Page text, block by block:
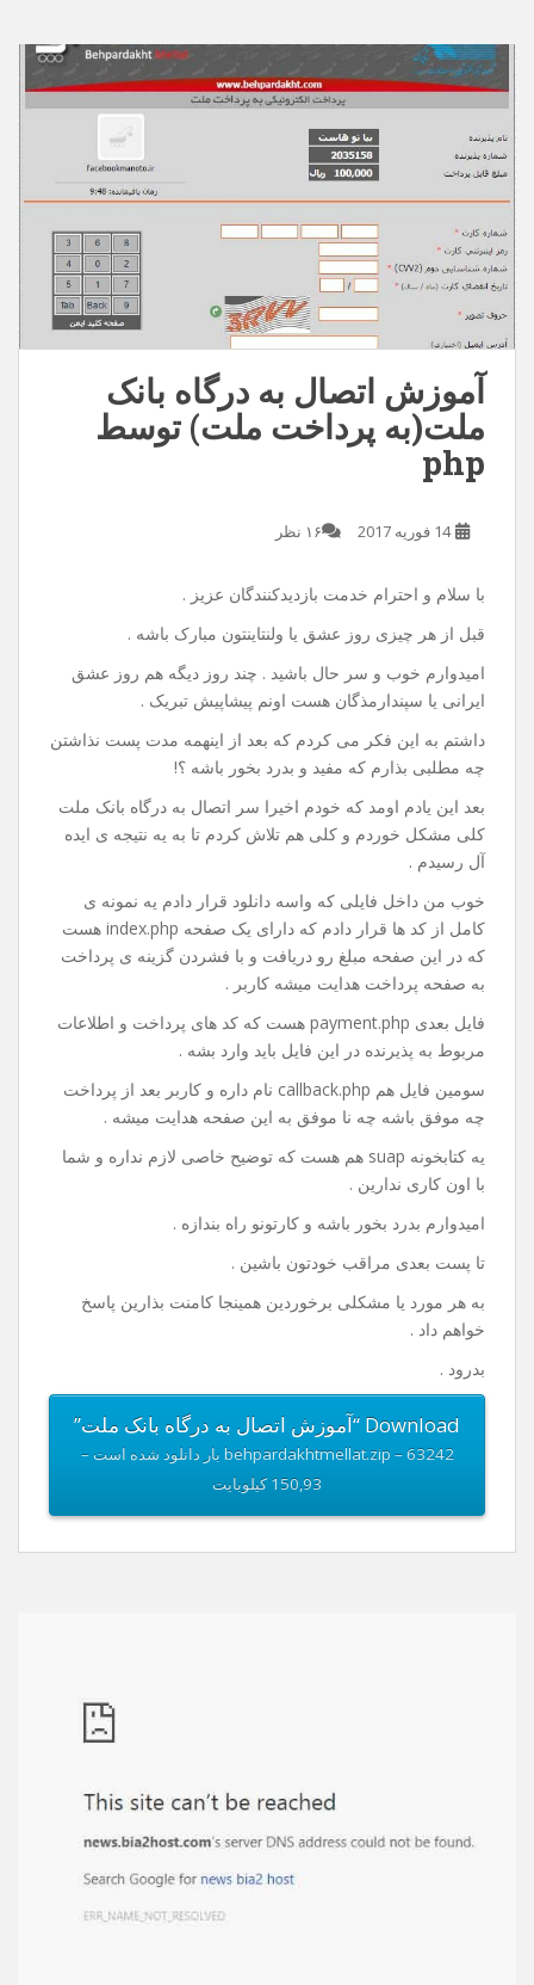
ملت(به پرداخت ملت) توسط
php
14 فوریه 2017 ۱۶ نظر
با سلام و احترام خدمت بازدیدکنندگان عزیز .
قبل از هر چیزی روز عشق یا ولنتاینتون مبارک باشه .
امیدوارم خوب و سر حال باشید . چند روز دیگه هم روز عشق
ایرانی یا سپندارمذگان هست اونم پیشاپیش تبریک .
داشتم به این فکر می کردم که بعد از اینهمه مدت پست نذاشتن
چه مطلبی بذارم که مفید و بدرد بخور باشه ؟!
بعد این یادم اومد که خودم اخیرا سر اتصال به درگاه بانک ملت
کلی مشکل خوردم و کلی هم تلاش کردم تا به یه نتیجه ی ایده
آل رسیدم .
خوب من داخل فایلی که واسه دانلود قرار دادم یه نمونه ی
کامل از کد ها قرار دادم که دارای یک صفحه index.php هست
که در این صفحه مبلغ رو دریافت و با فشردن گزینه ی پرداخت
به صفحه پرداخت هدایت میشه کاربر .
مربوط به پذیرنده در این فایل باید وارد بشه .
سومین فایل هم callback.php نام داره و کاربر بعد از پرداخت
چه موفق باشه چه نا موفق به این صفحه هدایت میشه .
امیدوارم بدرد بخور باشه و کارتونو راه بندازه .
تا پست بعدی مراقب خودتون باشین .
به هر مورد یا مشکلی برخوردین همینجا کامنت بذارین پاسخ
خواهم داد .
بدرود .